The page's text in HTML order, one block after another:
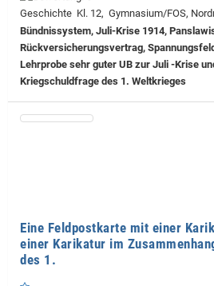
Geschichte Kl. 12, Gymnasium/FOS,
Bündnissystem, Juli-Krise 1914,
Rückversicherungsvertrag,
Lehrprobe sehr guter UB zur Juli -Krise
Kriegschuldfrage des 1. Weltkrieges
Eine Feldpostkarte mit einer
einer Karikatur im
des 1.